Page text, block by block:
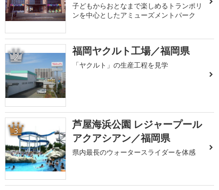
子どもからおとなまで楽しめるトランポリ
ンを中心としたアミューズメントパーク
2 福岡ヤクルト工場／福岡県
「ヤクルト」の生産工程を見学
3
芦屋海浜公園 レジャープール
アクアシアン／福岡県
県内最長のウォータースライダーを体感